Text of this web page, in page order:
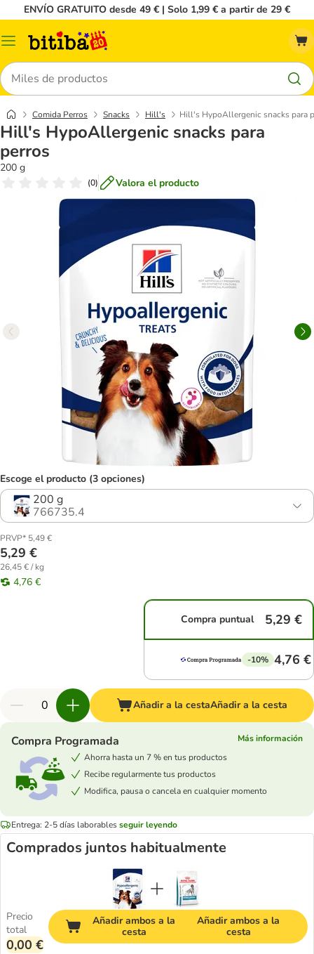
ENVÍO GRATUITO desde 49 € | Solo 1,99 € a partir de 29 €
Menú
Buscar
Comida Perros Snacks Hill's Hill's HypoAllergenic snacks para
Hill's HypoAllergenic snacks para
perros
200 g
(0) Valora el producto
Escoge el producto (3 opciones)
200 g
766735.4
PRVP* 5,49 €
5,29 €
26,45 € / kg
4,76 €
Compra puntual 5,29 €
-10% 4,76 €
Añadir a la cestaAñadir a la cesta
Compra Programada
Más información
Ahorra hasta un 7 % en tus productos
Recibe regularmente tus productos
Modifica, pausa o cancela en cualquier momento
Entrega: 2-5 días laborablesseguir leyendo
Comprados juntos habitualmente
Precio
total
0,00 €
Añadir ambos a la
cesta
Añadir ambos a la
cesta